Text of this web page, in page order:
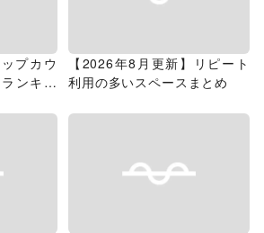
プカウ
ンキン
【2026年8月更新】リピート
利用の多いスペースまとめ